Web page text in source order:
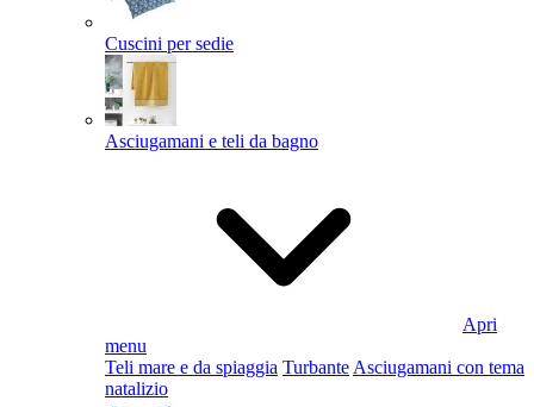
Cuscini per sedie
Asciugamani e teli da bagno
Apri
menu
Teli mare e da spiaggia Turbante Asciugamani con tema
natalizio